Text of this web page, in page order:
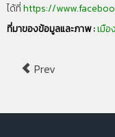
ได้ที่https://
ที่มาของข้อมูลและภาพ :เมื
Prev